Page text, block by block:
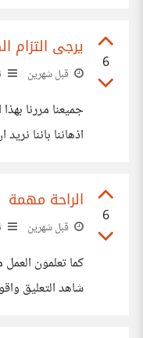
6
يرجى التزام
قبل شهرين
جميعنا مررنا
اذهاننا باننا
6
الراحة مهمة
قبل شهرين
كما تعلمون
شاهد التعليق